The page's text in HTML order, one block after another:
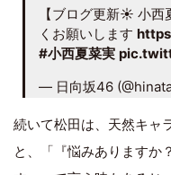
【ブログ更新☀️ 小西
くお願いします
#小西夏菜実
— 日向坂46
続いて松田は、天然キャ
と、「『悩みありますか